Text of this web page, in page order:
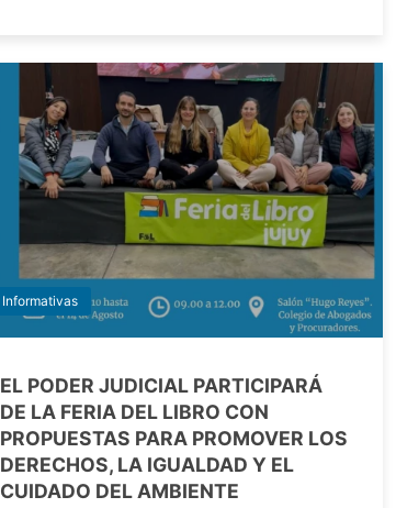
Informativas
EL PODER JUDICIAL PARTICIPARÁ
DE LA FERIA DEL LIBRO CON
PROPUESTAS PARA PROMOVER LOS
DERECHOS, LA IGUALDAD Y EL
CUIDADO DEL AMBIENTE